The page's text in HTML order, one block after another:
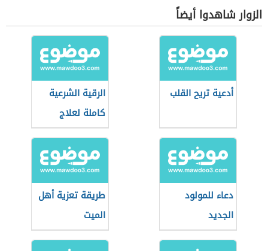
الزوار شاهدوا أيضاً
أدعية تريح القلب
الرقية الشرعية
كاملة لعلاج
السحر والمس
والعين والحسد
دعاء للمولود
الجديد
طريقة تعزية أهل
الميت